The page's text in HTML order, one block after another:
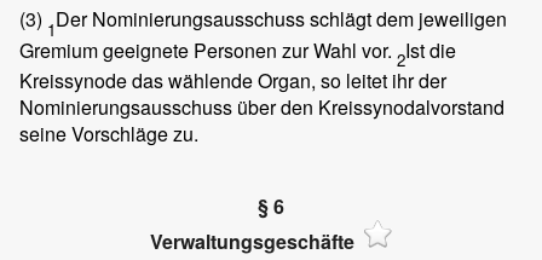
(3) 1Der Nominierungsausschuss schlägt dem jeweiligen
Gremium geeignete Personen zur Wahl vor. 2Ist die
Kreissynode das wählende Organ, so leitet ihr der
Nominierungsausschuss über den Kreissynodalvorstand
seine Vorschläge zu.
§ 6
Verwaltungsgeschäfte